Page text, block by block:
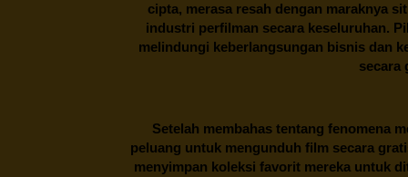
cipta, merasa resah dengan maraknya
industri perfilman secara keseluruhan.
melindungi keberlangsungan bisnis dan
secara
Setelah membahas tentang fenomena
peluang untuk mengunduh film secara
menyimpan koleksi favorit mereka untuk